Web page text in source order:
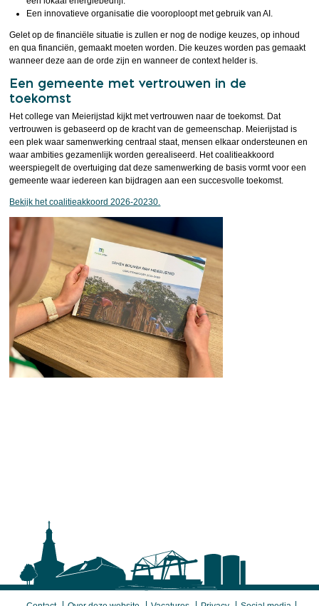
Een innovatieve organisatie die vooroploopt met gebruik van AI.
Gelet op de financiële situatie is zullen er nog de nodige keuzes, op inhoud
en qua financiën, gemaakt moeten worden. Die keuzes worden pas gemaakt
wanneer deze aan de orde zijn en wanneer de context helder is.
Een gemeente met vertrouwen in de
toekomst
Het college van Meierijstad kijkt met vertrouwen naar de toekomst. Dat
vertrouwen is gebaseerd op de kracht van de gemeenschap. Meierijstad is
een plek waar samenwerking centraal staat, mensen elkaar ondersteunen en
waar ambities gezamenlijk worden gerealiseerd. Het coalitieakkoord
weerspiegelt de overtuiging dat deze samenwerking de basis vormt voor een
gemeente waar iedereen kan bijdragen aan een succesvolle toekomst.
Bekijk het coalitieakkoord 2026-20230.